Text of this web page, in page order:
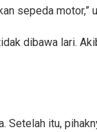
sepeda motor,”
dibawa lari.
Setelah itu,